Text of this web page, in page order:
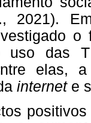
2021).
uso das
elas,
internete